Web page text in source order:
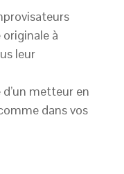
à
leur
metteur en
dans vos